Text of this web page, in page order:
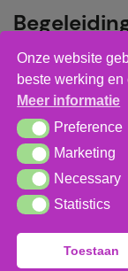
Grote
Kleine
Individuele
Onze website
beste werking
Meer informatie
PreferencePreference
MarketingMarketing
NecessaryNecessary
StatisticsStatistics
Toestaan